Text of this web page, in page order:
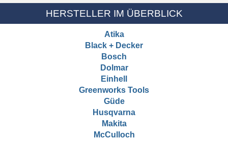
HERSTELLER IM ÜBERBLICK
Atika
Black + Decker
Bosch
Dolmar
Einhell
Greenworks Tools
Güde
Husqvarna
Makita
McCulloch